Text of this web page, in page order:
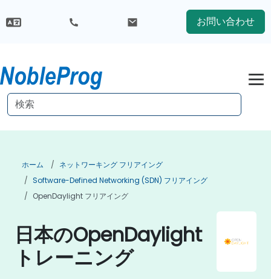
お問い合わせ
ホーム
ネットワーキング フリアイング
Software-Defined Networking (SDN) フリアイング
OpenDaylight フリアイング
日本のOpenDaylight
トレーニング